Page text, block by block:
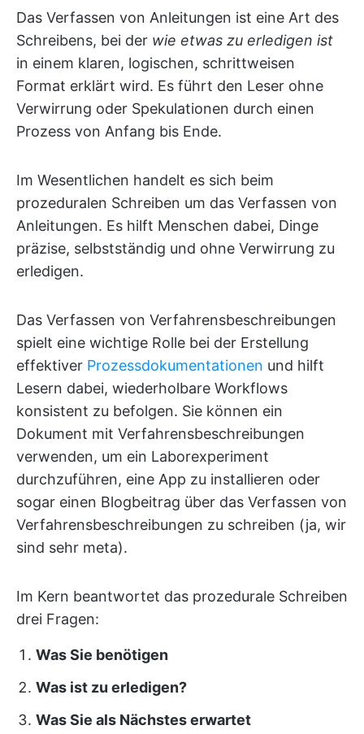
Das Verfassen von Anleitungen ist eine Art des
Schreibens, bei der wie etwas zu erledigen ist
in einem klaren, logischen, schrittweisen
Format erklärt wird. Es führt den Leser ohne
Verwirrung oder Spekulationen durch einen
Prozess von Anfang bis Ende.
Im Wesentlichen handelt es sich beim
prozeduralen Schreiben um das Verfassen von
Anleitungen. Es hilft Menschen dabei, Dinge
präzise, selbstständig und ohne Verwirrung zu
erledigen.
Das Verfassen von Verfahrensbeschreibungen
spielt eine wichtige Rolle bei der Erstellung
effektiver Prozessdokumentationen und hilft
Lesern dabei, wiederholbare Workflows
konsistent zu befolgen. Sie können ein
Dokument mit Verfahrensbeschreibungen
verwenden, um ein Laborexperiment
durchzuführen, eine App zu installieren oder
sogar einen Blogbeitrag über das Verfassen von
Verfahrensbeschreibungen zu schreiben (ja, wir
sind sehr meta).
Im Kern beantwortet das prozedurale Schreiben
drei Fragen:
Was Sie benötigen
Was ist zu erledigen?
Was Sie als Nächstes erwartet